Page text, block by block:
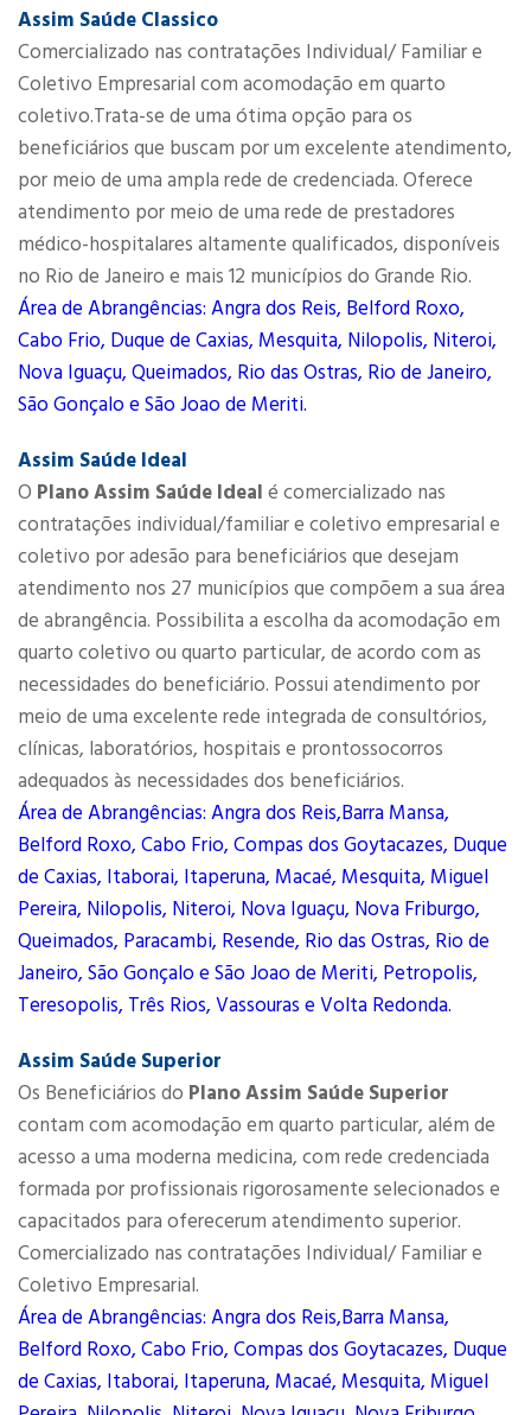
Assim Saúde Classico
Comercializado nas contratações Individual/ Familiar e
Coletivo Empresarial com acomodação em quarto
coletivo.Trata-se de uma ótima opção para os
beneficiários que buscam por um excelente atendimento,
por meio de uma ampla rede de credenciada. Oferece
atendimento por meio de uma rede de prestadores
médico-hospitalares altamente qualificados, disponíveis
no Rio de Janeiro e mais 12 municípios do Grande Rio.
Área de Abrangências: Angra dos Reis, Belford Roxo,
Cabo Frio, Duque de Caxias, Mesquita, Nilopolis, Niteroi,
Nova Iguaçu, Queimados, Rio das Ostras, Rio de Janeiro,
São Gonçalo e São Joao de Meriti.
Assim Saúde Ideal
O Plano Assim Saúde Ideal é comercializado nas
contratações individual/familiar e coletivo empresarial e
coletivo por adesão para beneficiários que desejam
atendimento nos 27 municípios que compõem a sua área
de abrangência. Possibilita a escolha da acomodação em
quarto coletivo ou quarto particular, de acordo com as
necessidades do beneficiário. Possui atendimento por
meio de uma excelente rede integrada de consultórios,
clínicas, laboratórios, hospitais e prontossocorros
adequados às necessidades dos beneficiários.
Área de Abrangências: Angra dos Reis,Barra Mansa,
Belford Roxo, Cabo Frio, Compas dos Goytacazes, Duque
de Caxias, Itaborai, Itaperuna, Macaé, Mesquita, Miguel
Pereira, Nilopolis, Niteroi, Nova Iguaçu, Nova Friburgo,
Queimados, Paracambi, Resende, Rio das Ostras, Rio de
Janeiro, São Gonçalo e São Joao de Meriti, Petropolis,
Teresopolis, Três Rios, Vassouras e Volta Redonda.
Assim Saúde Superior
Os Beneficiários do Plano Assim Saúde Superior
contam com acomodação em quarto particular, além de
acesso a uma moderna medicina, com rede credenciada
formada por profissionais rigorosamente selecionados e
capacitados para oferecerum atendimento superior.
Comercializado nas contratações Individual/ Familiar e
Coletivo Empresarial.
Área de Abrangências: Angra dos Reis,Barra Mansa,
Belford Roxo, Cabo Frio, Compas dos Goytacazes, Duque
de Caxias, Itaborai, Itaperuna, Macaé, Mesquita, Miguel